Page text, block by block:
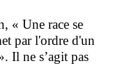
«Une race se
par l'ordre d'un
Il ne s’agit pas